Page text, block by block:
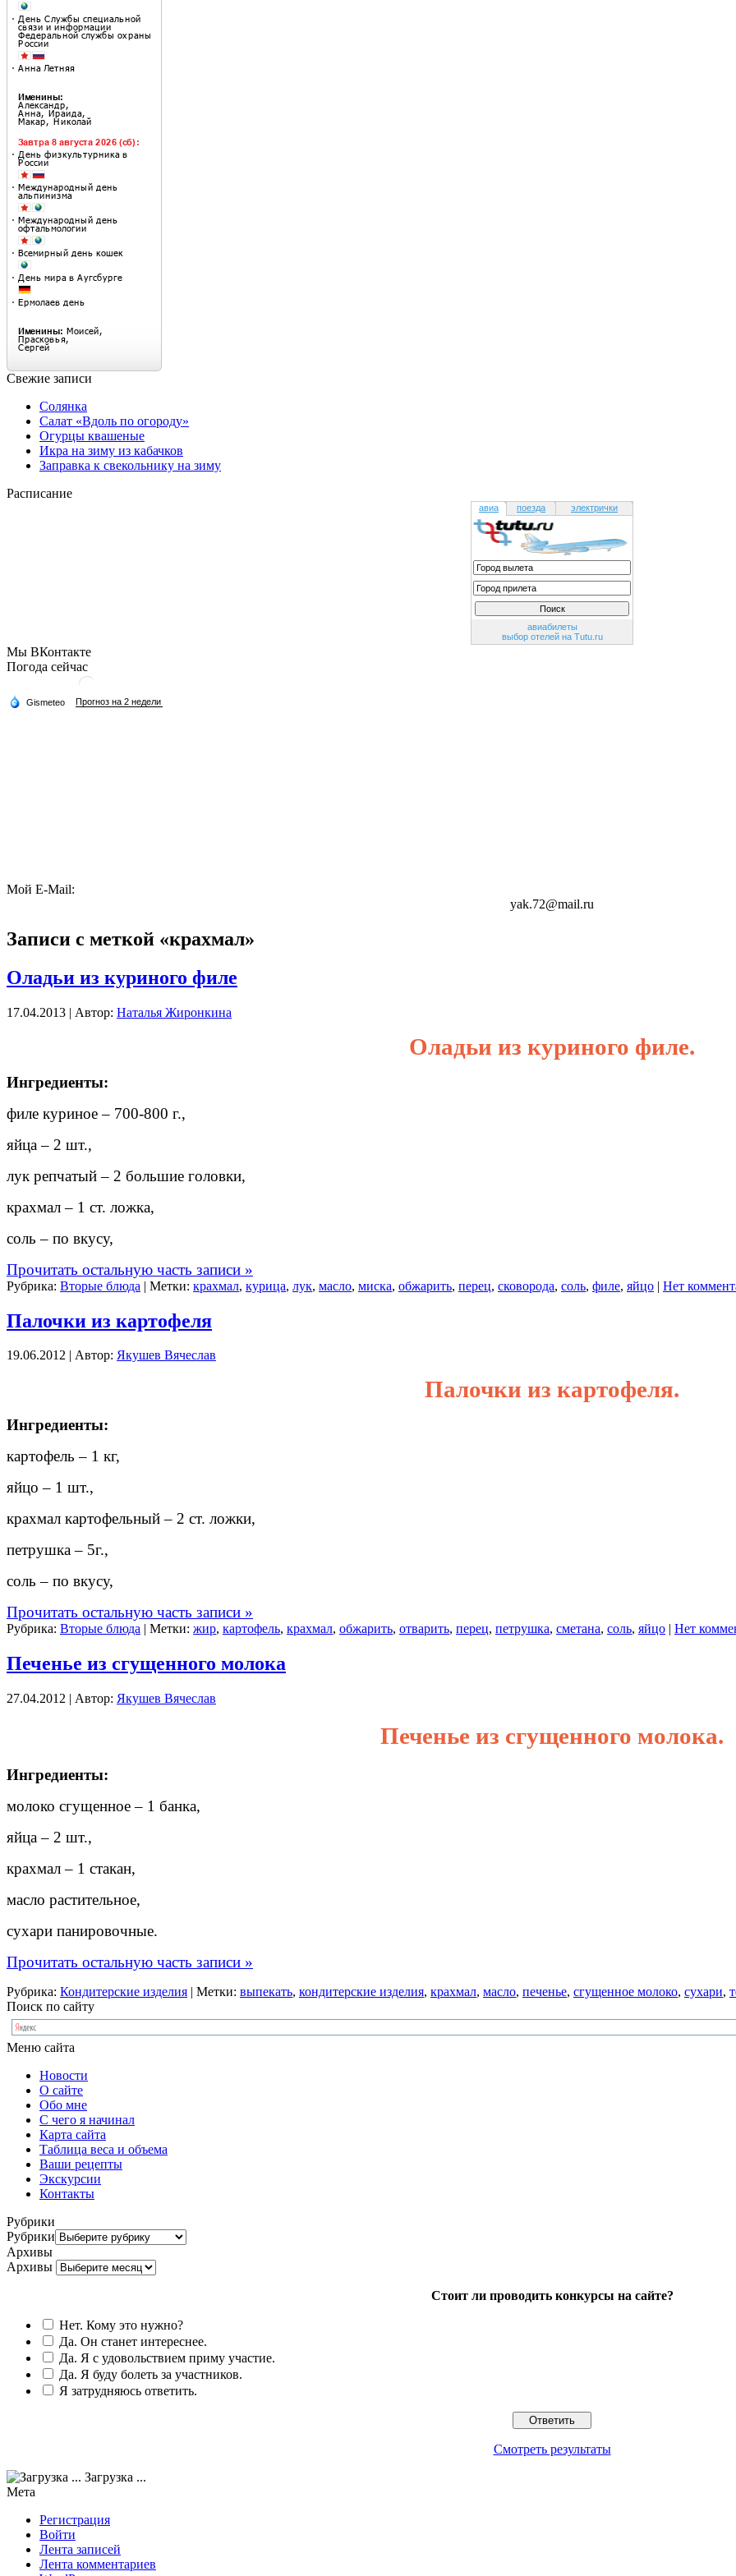
Свежие записи
Солянка
Салат «Вдоль по огороду»
Огурцы квашеные
Икра на зиму из кабачков
Заправка к свекольнику на зиму
Расписание
авиа поезда электрички
авиабилеты
выбор отелей на Tutu.ru
Мы ВКонтакте
Погода сейчас
Мой E-Mail:
yak.72@mail.ru
Записи с меткой «крахмал»
Оладьи из куриного филе
17.04.2013 | Автор: Наталья Жиронкина
Оладьи из куриного филе.
Ингредиенты:
филе куриное – 700-800 г.,
яйца – 2 шт.,
лук репчатый – 2 большие головки,
крахмал – 1 ст. ложка,
соль – по вкусу,
Прочитать остальную часть записи »
Рубрика: Вторые блюда | Метки: крахмал, курица, лук, масло, миска, обжарить, перец, сковорода, соль, филе, яйцо | Нет
Палочки из картофеля
19.06.2012 | Автор: Якушев Вячеслав
Палочки из картофеля.
Ингредиенты:
картофель– 1 кг,
яйцо– 1 шт.,
крахмал картофельный– 2 ст. ложки,
петрушка– 5г.,
соль– по вкусу,
Прочитать остальную часть записи »
Рубрика: Вторые блюда | Метки: жир, картофель, крахмал, обжарить, отварить, перец, петрушка, сметана, соль, яйцо | Нет
Печенье из сгущенного молока
27.04.2012 | Автор: Якушев Вячеслав
Печенье из сгущенного молока.
Ингредиенты:
молоко сгущенное – 1 банка,
яйца – 2 шт.,
крахмал – 1 стакан,
масло растительное,
сухари панировочные.
Прочитать остальную часть записи »
Рубрика: Кондитерские изделия | Метки: выпекать, кондитерские изделия, крахмал, масло, печенье, сгущенное молоко, сухари,
Поиск по сайту
Меню сайта
Новости
О сайте
Обо мне
С чего я начинал
Карта сайта
Таблица веса и объема
Ваши рецепты
Экскурсии
Контакты
Рубрики
Рубрики
Архивы
Архивы
Стоит ли проводить конкурсы на сайте?
Нет. Кому это нужно?
Да. Он станет интереснее.
Да. Я с удовольствием приму участие.
Да. Я буду болеть за участников.
Я затрудняюсь ответить.
Смотреть результаты
Загрузка ...
Мета
Регистрация
Войти
Лента записей
Лента комментариев